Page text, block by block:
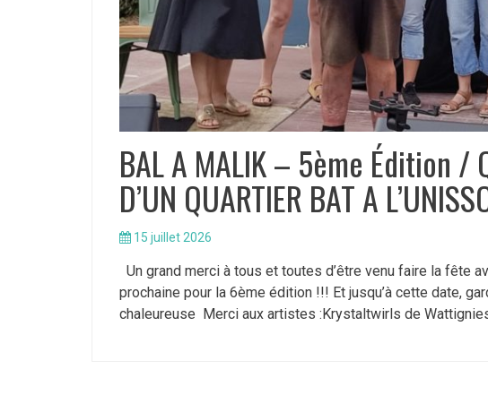
BAL A MALIK – 5ème Édition /
D’UN QUARTIER BAT A
15 juillet 2026
Un grand merci à tous et toutes d’être venu faire la fête
prochaine pour la 6ème édition !!! Et jusqu’à cette date,
chaleureuse Merci aux artistes :Krystaltwirls de